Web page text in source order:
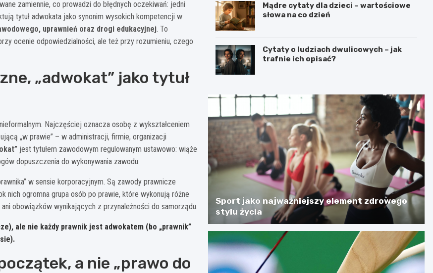
zamiennie, co prowadzi do błędnych oczekiwań: jedni
tytuł adwokata jako synonim wysokich kompetencji w
uprawnień oraz drogi edukacyjnej. To
ocenie odpowiedzialności, ale też przy rozumieniu, czego
„adwokat” jako tytuł
Najczęściej oznacza osobę z wykształceniem
„w prawie” – w administracji, firmie, organizacji
jest tytułem zawodowym regulowanym ustawowo: wiąże
dopuszczenia do wykonywania zawodu.
w sensie korporacyjnym. Są zawody prawnicze
nich ogromna grupa osób po prawie, które wykonują różne
obowiązków wynikających z przynależności do samorządu.
ale nie każdy prawnik jest adwokatem (bo „prawnik”
a nie „prawo do
Mądre cytaty dla dzieci – wartościowe
słowa na co dzień
Cytaty o ludziach dwulicowych – jak
trafnie ich opisać?
Sport jako najważniejszy element zdrowego
stylu życia